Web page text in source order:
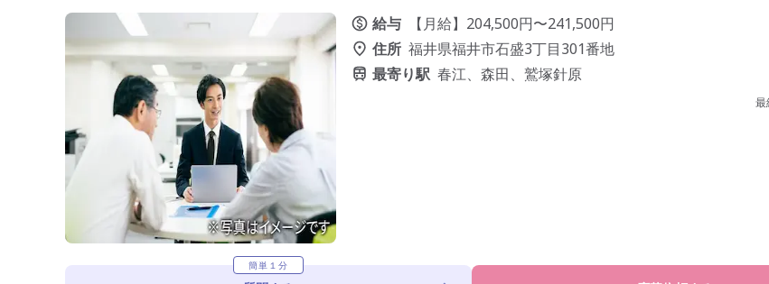
給与
【月給】204,500円〜241,500円
住所 福井県福井市石盛3丁目301番地
最寄り駅 春江、森田、鷲塚針原
最
簡単１分